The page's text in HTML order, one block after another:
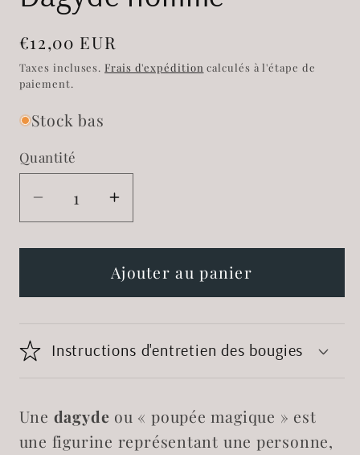
Prix
habituel
€12,00 EUR
Taxes incluses. Frais d'expédition calculés à l'étape de
paiement.
Stock bas
Quantité
Réduire
la
quantité
Bougie
Dagyde
Augmenter
la
quantité
de
Bougie
Dagyde
Ajouter au panier
Instructions d'entretien des bougies
Une dagyde ou « poupée magique » est
une figurine représentant une personne,